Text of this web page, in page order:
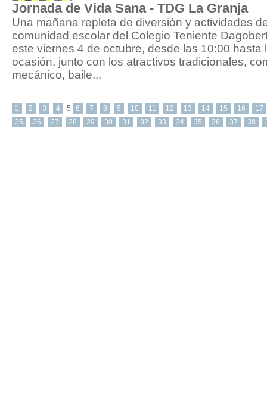
Jornada de Vida Sana - TDG La Granja
Una mañana repleta de diversión y actividades
comunidad escolar del Colegio Teniente
este viernes 4 de octubre, desde las 10:00 hasta
ocasión, junto con los atractivos tradicionales,
mecánico, baile...
1 2 3 4 5 6 7 8 9 10 11 12 13 14 15 16
17
25
26 27 28 29 30 31 32 33 34 35 36 37 38